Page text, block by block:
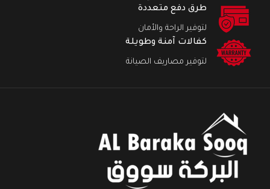
طرق دفع متعددة
لتوفير الراحة والأمان
كفالات آمنة وطويلة
لتوفير مصاريف الصيانة